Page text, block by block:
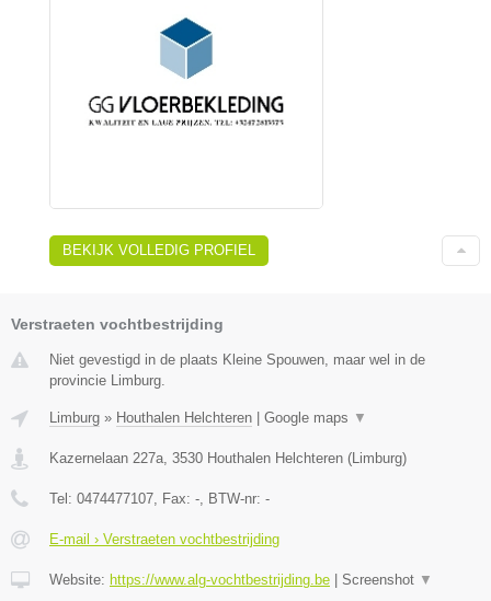
BEKIJK VOLLEDIG PROFIEL
Verstraeten vochtbestrijding
Niet gevestigd in de plaats Kleine Spouwen, maar wel in de
provincie Limburg.
Limburg » Houthalen Helchteren Google maps ▼
Kazernelaan 227a, 3530 Houthalen Helchteren (Limburg)
Tel: 0474477107, Fax: -, BTW-nr: -
E-mail › Verstraeten vochtbestrijding
Website: https://www.alg-vochtbestrijding.be Screenshot ▼